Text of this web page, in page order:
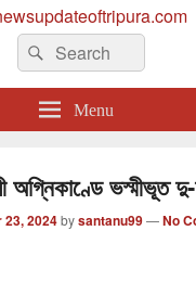
Bengali Version online news
in Tripura.
Search
for:
Search
Menu
অগ্নিকাণ্ডে ভস্মীভূত
23, 2024bysantanu99—No